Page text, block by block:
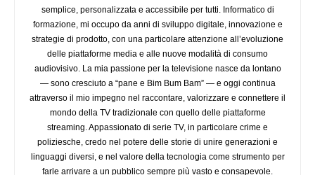
semplice, personalizzata e accessibile per tutti. Informatico di
formazione, mi occupo da anni di sviluppo digitale, innovazione e
strategie di prodotto, con una particolare attenzione all’evoluzione
delle piattaforme media e alle nuove modalità di consumo
audiovisivo. La mia passione per la televisione nasce da lontano
— sono cresciuto a “pane e Bim Bum Bam” — e oggi continua
attraverso il mio impegno nel raccontare, valorizzare e connettere il
mondo della TV tradizionale con quello delle piattaforme
streaming. Appassionato di serie TV, in particolare crime e
poliziesche, credo nel potere delle storie di unire generazioni e
linguaggi diversi, e nel valore della tecnologia come strumento per
farle arrivare a un pubblico sempre più vasto e consapevole.